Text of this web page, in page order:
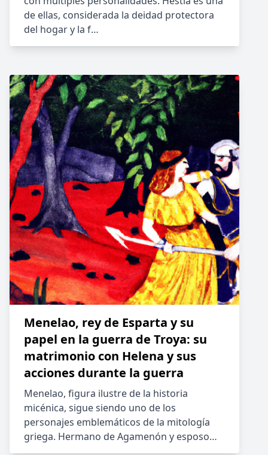
de ellas, considerada la deidad protectora
del hogar y la f…
Menelao, rey de Esparta y su
papel en la guerra de Troya: su
matrimonio con Helena y sus
acciones durante la guerra
Menelao, figura ilustre de la historia
micénica, sigue siendo uno de los
personajes emblemáticos de la mitología
griega. Hermano de Agamenón y esposo…